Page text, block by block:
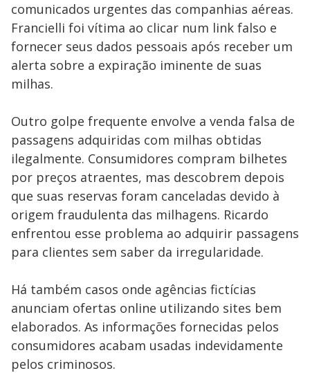
comunicados urgentes das companhias aéreas.
Francielli foi vítima ao clicar num link falso e
fornecer seus dados pessoais após receber um
alerta sobre a expiração iminente de suas
milhas.
Outro golpe frequente envolve a venda falsa de
passagens adquiridas com milhas obtidas
ilegalmente. Consumidores compram bilhetes
por preços atraentes, mas descobrem depois
que suas reservas foram canceladas devido à
origem fraudulenta das milhagens. Ricardo
enfrentou esse problema ao adquirir passagens
para clientes sem saber da irregularidade.
Há também casos onde agências fictícias
anunciam ofertas online utilizando sites bem
elaborados. As informações fornecidas pelos
consumidores acabam usadas indevidamente
pelos criminosos.